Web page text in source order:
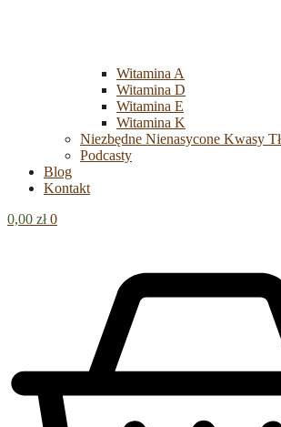
Witamina A
Witamina D
Witamina E
Witamina K
Niezbędne Nienasycone Kwasy
Podcasty
Blog
Kontakt
0,00 zł 0